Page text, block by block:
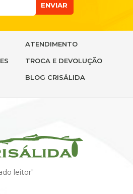
ENVIAR
ATENDIMENTO
TROCA E DEVOLUÇÃO
BLOG CRISÁLIDA
leitor"